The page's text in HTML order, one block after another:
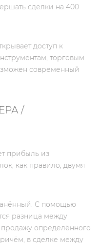
сделки на 400
доступ к
торговым
современный
/
прибыль из
как правило, двумя
С помощью
разница между
определённого
в сделке между